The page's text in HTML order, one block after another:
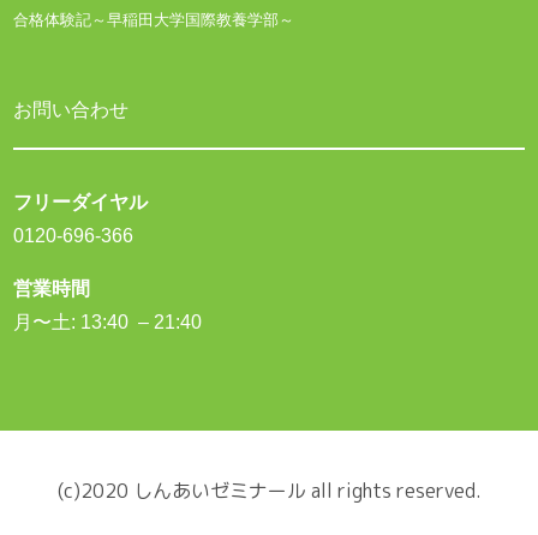
合格体験記～早稲田大学国際教養学部～
お問い合わせ
フリーダイヤル
0120-696-366
営業時間
月〜土: 13:40 – 21:40
(c)2020 しんあいゼミナール all rights reserved.